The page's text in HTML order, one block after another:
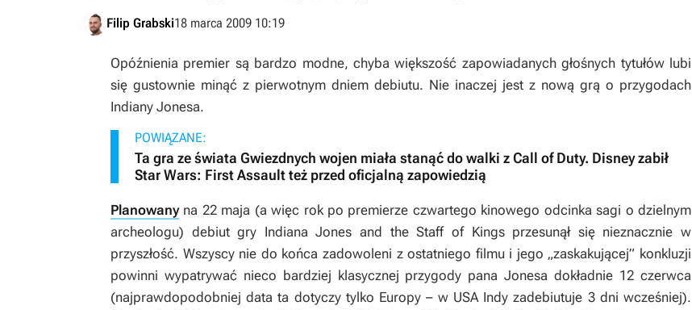
Filip Grabski18 marca 2009 10:19
Opóźnienia premier są bardzo modne, chyba większość zapowiadanych głośnych tytułów lubi
się gustownie minąć z pierwotnym dniem debiutu. Nie inaczej jest z nową grą o przygodach
Indiany Jonesa.
POWIĄZANE:
Ta gra ze świata Gwiezdnych wojen miała stanąć do walki z Call of Duty. Disney zabił
Star Wars: First Assault też przed oficjalną zapowiedzią
Planowanyna 22 maja (a więc rok po premierze czwartego kinowego odcinka sagi o dzielnym
archeologu) debiut gry Indiana Jones and the Staff of Kingsprzesunął się nieznacznie w
przyszłość. Wszyscy nie do końca zadowoleni z ostatniego filmu i jego „zaskakującej” konkluzji
powinni wypatrywać nieco bardziej klasycznej przygody pana Jonesa dokładnie 12 czerwca
(najprawdopodobniej data ta dotyczy tylko Europy – w USA Indy zadebiutuje 3 dni wcześniej).